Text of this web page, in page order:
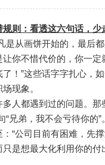
规则：看透这六句话，少
是从画饼开始的，最后
你不惜代价的，你一
了！”这些话字字扎心，
现象。
人都遇到过的问题。
“兄弟，我不会亏待你
“公司目前有困难，先
是想最大化利用你的